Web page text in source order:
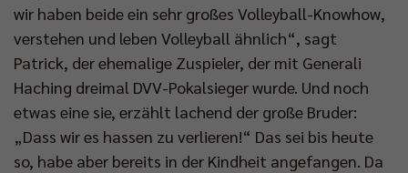
wir haben beide ein sehr großes Volleyball-Knowhow,
verstehen und leben Volleyball ähnlich“, sagt
Patrick, der ehemalige Zuspieler, der mit Generali
Haching dreimal DVV-Pokalsieger wurde. Und noch
etwas eine sie, erzählt lachend der große Bruder:
„Dass wir es hassen zu verlieren!“ Das sei bis heute
so, habe aber bereits in der Kindheit angefangen. Da